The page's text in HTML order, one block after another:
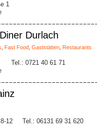
1
Durlach
Fast Food Gaststätten Restaurants
Tel.: 0721 40 61 71
12
Tel.: 06131 69 31 620